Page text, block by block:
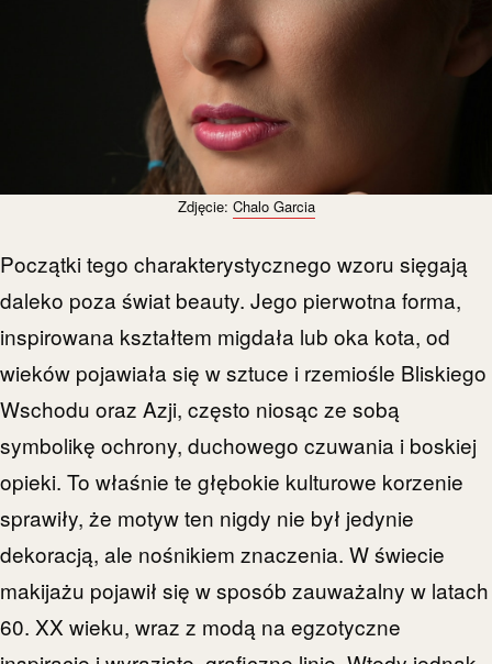
Zdjęcie: Chalo Garcia
Początki tego charakterystycznego wzoru sięgają
daleko poza świat beauty. Jego pierwotna forma,
inspirowana kształtem migdała lub oka kota, od
wieków pojawiała się w sztuce i rzemiośle Bliskiego
Wschodu oraz Azji, często niosąc ze sobą
symbolikę ochrony, duchowego czuwania i boskiej
opieki. To właśnie te głębokie kulturowe korzenie
sprawiły, że motyw ten nigdy nie był jedynie
dekoracją, ale nośnikiem znaczenia. W świecie
makijażu pojawił się w sposób zauważalny w latach
60. XX wieku, wraz z modą na egzotyczne